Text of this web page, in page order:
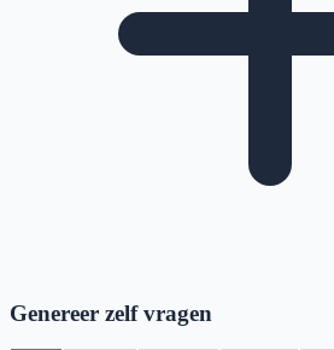
Genereer zelf vragen